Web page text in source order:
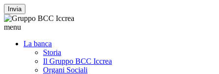
Invia
menu
La banca
Storia
Il Gruppo BCC Iccrea
Organi Sociali